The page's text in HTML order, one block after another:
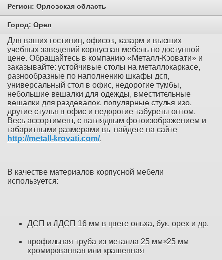
Регион: Орловская область
Город: Орел
Для ваших гостиниц, офисов, казарм и высших
учебных заведений корпусная мебель по доступной
цене. Обращайтесь в компанию «Металл-Кровати» и
заказывайте: устойчивые столы на металлокаркасе,
разнообразные по наполнению шкафы дсп,
универсальный стол в офис, недорогие тумбы,
небольшие вешалки для одежды, вместительные
вешалки для раздевалок, популярные стулья изо,
другие стулья в офис и недорогие табуреты оптом.
Весь ассортимент, с наглядным фотоизображением и
габаритными размерами вы найдете на сайте
http://metall-krovati.com/.
В качестве материалов корпусной мебели
используется:
ДСП и ЛДСП 16 мм в цвете ольха, бук, орех и др.
профильная труба из металла 25 мм×25 мм
хромированная или крашенная